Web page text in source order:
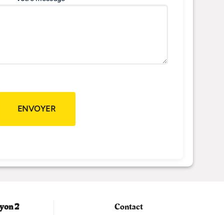
2 Contact